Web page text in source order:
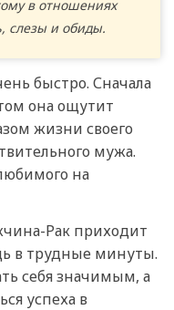
в отношениях
слезы и обиды.
быстро. Сначала
она ощутит
жизни своего
мужа.
на
Рак приходит
в трудные минуты.
себя значимым, а
успеха в